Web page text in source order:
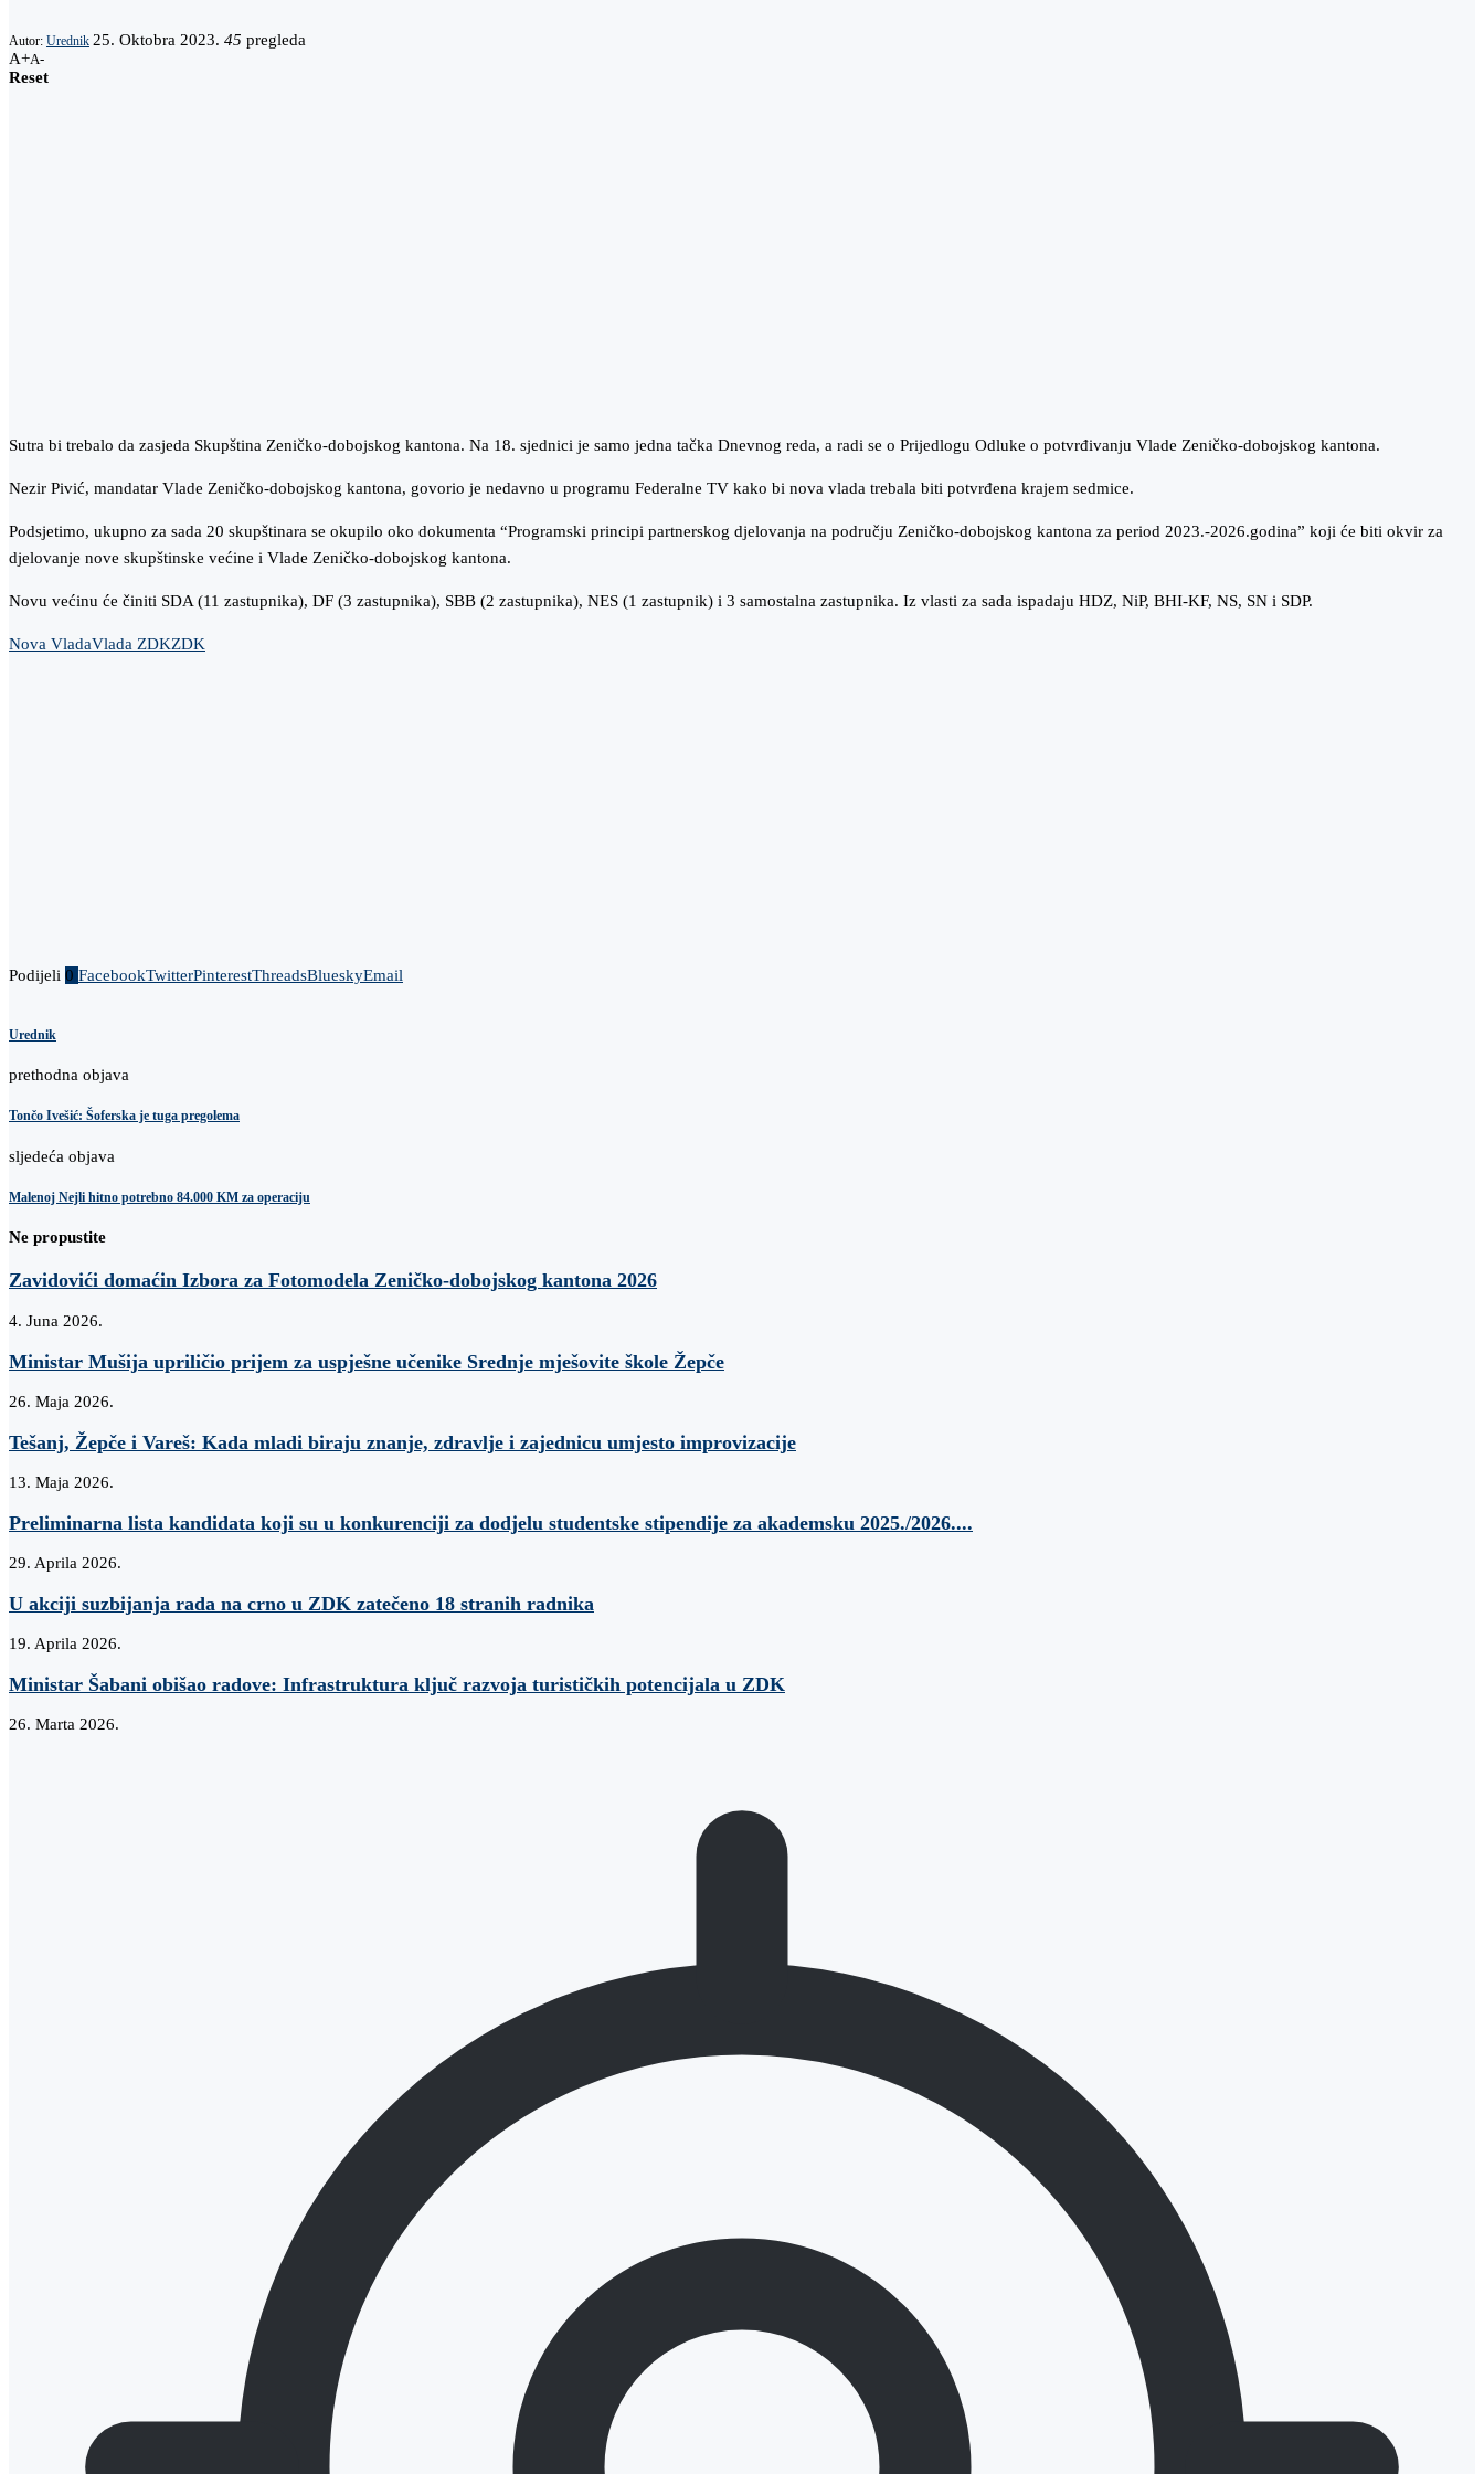
Autor: Urednik 25. Oktobra 2023. 45 pregleda
A+A-
Reset
Sutra bi trebalo da zasjeda Skupština Zeničko-dobojskog kantona. Na 18. sjednici je samo jedna tačka Dnevnog reda, a radi se o Prijedlogu Odluke o potvrđivanju Vlade Zeničko-dobojskog kantona.
Nezir Pivić, mandatar Vlade Zeničko-dobojskog kantona, govorio je nedavno u programu Federalne TV kako bi nova vlada trebala biti potvrđena krajem sedmice.
Podsjetimo, ukupno za sada 20 skupštinara se okupilo oko dokumenta “Programski principi partnerskog djelovanja na području Zeničko-dobojskog kantona za period 2023.-2026.godina” koji će biti okvir za
djelovanje nove skupštinske većine i Vlade Zeničko-dobojskog kantona.
Novu većinu će činiti SDA (11 zastupnika), DF (3 zastupnika), SBB (2 zastupnika), NES (1 zastupnik) i 3 samostalna zastupnika. Iz vlasti za sada ispadaju HDZ, NiP, BHI-KF, NS, SN i SDP.
Nova VladaVlada ZDKZDK
Podijeli 0 FacebookTwitterPinterestThreadsBlueskyEmail
Urednik
prethodna objava
Tončo Ivešić: Šoferska je tuga pregolema
sljedeća objava
Malenoj Nejli hitno potrebno 84.000 KM za operaciju
Ne propustite
Zavidovići domaćin Izbora za Fotomodela Zeničko-dobojskog kantona 2026
4. Juna 2026.
Ministar Mušija upriličio prijem za uspješne učenike Srednje mješovite škole Žepče
26. Maja 2026.
Tešanj, Žepče i Vareš: Kada mladi biraju znanje, zdravlje i zajednicu umjesto improvizacije
13. Maja 2026.
Preliminarna lista kandidata koji su u konkurenciji za dodjelu studentske stipendije za akademsku 2025./2026....
29. Aprila 2026.
U akciji suzbijanja rada na crno u ZDK zatečeno 18 stranih radnika
19. Aprila 2026.
Ministar Šabani obišao radove: Infrastruktura ključ razvoja turističkih potencijala u ZDK
26. Marta 2026.